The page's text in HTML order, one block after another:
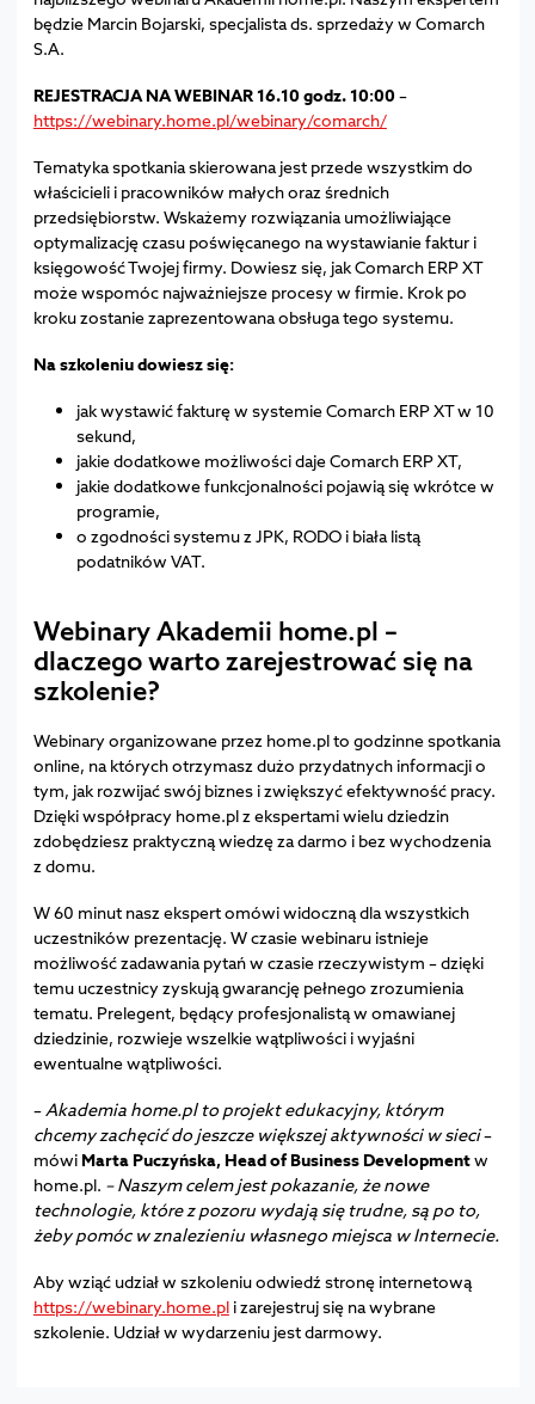
będzie Marcin Bojarski, specjalista ds. sprzedaży w Comarch
S.A.
REJESTRACJA NA WEBINAR 16.10 godz. 10:00–
https://webinary.home.pl/webinary/comarch/
Tematyka spotkania skierowana jest przede wszystkim do
właścicieli i pracowników małych oraz średnich
przedsiębiorstw. Wskażemy rozwiązania umożliwiające
optymalizację czasu poświęcanego na wystawianie faktur i
księgowość Twojej firmy. Dowiesz się, jak Comarch ERP XT
może wspomóc najważniejsze procesy w firmie. Krok po
kroku zostanie zaprezentowana obsługa tego systemu.­
Na szkoleniu dowiesz się:
jak wystawić fakturę w systemie Comarch ERP XT w 10
sekund,
jakie dodatkowe możliwości daje Comarch ERP XT,
jakie dodatkowe funkcjonalności pojawią się wkrótce w
programie,
o zgodności systemu z JPK, RODO i biała listą
podatników VAT.
Webinary Akademii home.pl –
dlaczego warto zarejestrować się na
szkolenie?
Webinary organizowane przez home.pl to godzinne spotkania
online, na których otrzymasz dużo przydatnych informacji o
tym, jak rozwijać swój biznes i zwiększyć efektywność pracy.
Dzięki współpracy home.pl z ekspertami wielu dziedzin
zdobędziesz praktyczną wiedzę za darmo i bez wychodzenia
z domu.
W 60 minut nasz ekspert omówi widoczną dla wszystkich
uczestników prezentację. W czasie webinaru istnieje
możliwość zadawania pytań w czasie rzeczywistym – dzięki
temu uczestnicy zyskują gwarancję pełnego zrozumienia
tematu. Prelegent, będący profesjonalistą w omawianej
dziedzinie, rozwieje wszelkie wątpliwości i wyjaśni
ewentualne wątpliwości.
–Akademia home.pl to projekt edukacyjny, którym
chcemy zachęcić do jeszcze większej aktywności w sieci–
mówi Marta Puczyńska, Head of Business Developmentw
home.pl. – Naszym celem jest pokazanie, że nowe
technologie, które z pozoru wydają się trudne, są po to,
żeby pomóc w znalezieniu własnego miejsca w Internecie.
Aby wziąć udział w szkoleniu odwiedź stronę internetową
https://webinary.home.pli zarejestruj się na wybrane
szkolenie. Udział w wydarzeniu jest darmowy.